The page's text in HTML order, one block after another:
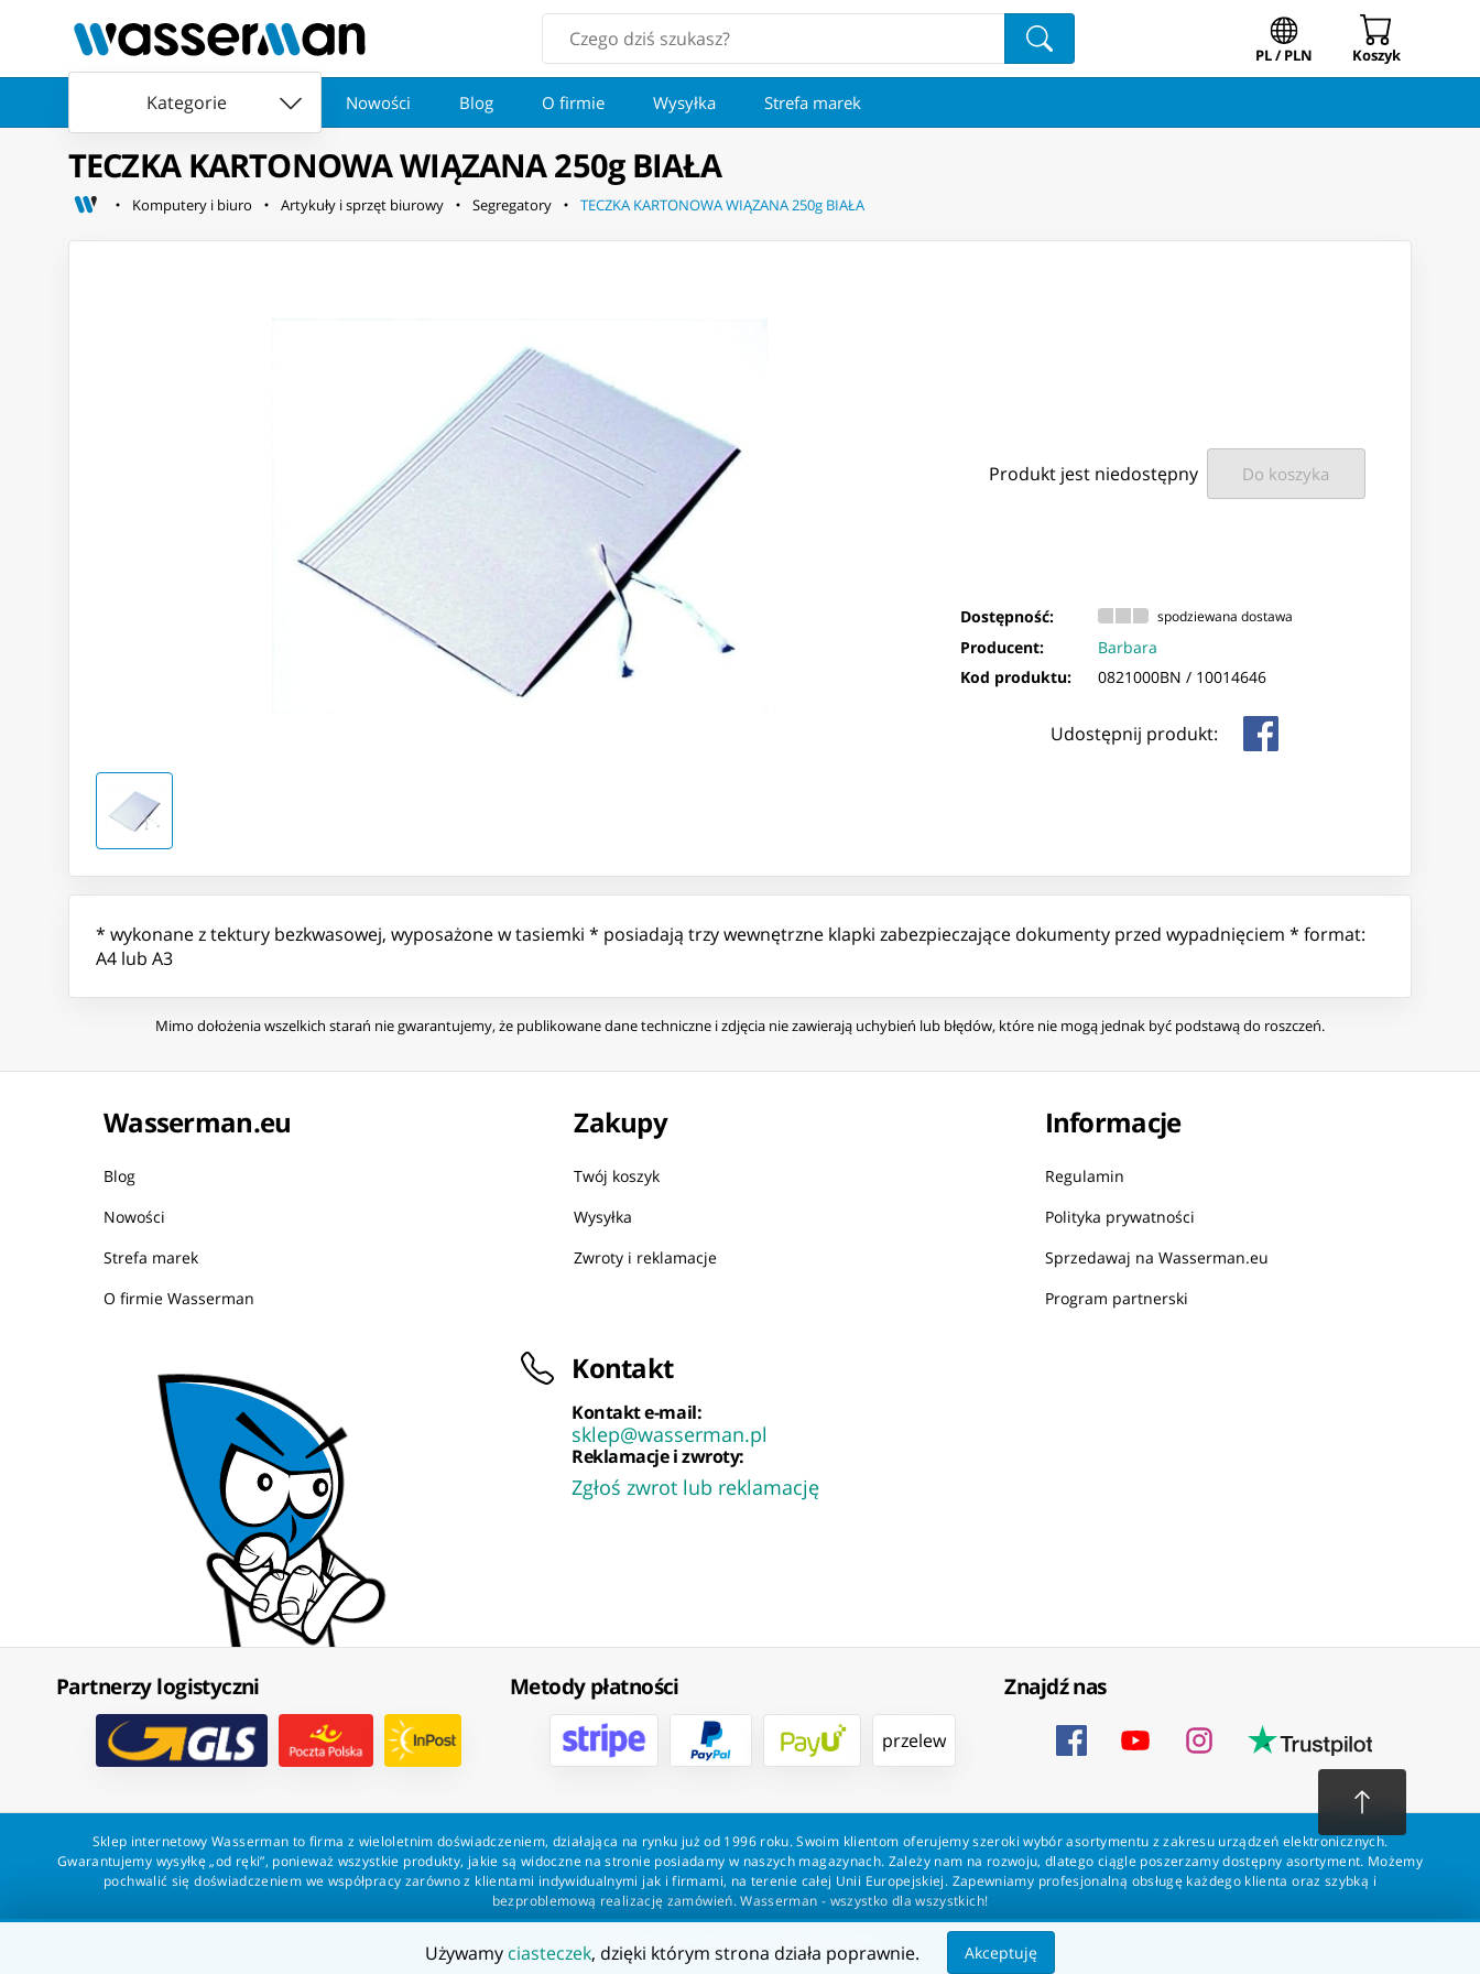
PL / PLN Koszyk
Kategorie Nowości Blog O firmie Wysyłka Strefa marek
TECZKA KARTONOWA WIĄZANA 250g BIAŁA
Komputery i biuro Artykuły i sprzęt biurowy Segregatory TECZKA KARTONOWA WIĄZANA 250g BIAŁA
Produkt jest niedostępny Do koszyka
Dostępność: spodziewana dostawa
Producent:
Barbara
Kod produktu:
0821000BN / 10014646
Udostępnij produkt:
* wykonane z tektury bezkwasowej, wyposażone w tasiemki * posiadają trzy wewnętrzne klapki zabezpieczające dokumenty przed wypadnięciem * format:
A4 lub A3
Mimo dołożenia wszelkich starań nie gwarantujemy, że publikowane dane techniczne i zdjęcia nie zawierają uchybień lub błędów, które nie mogą jednak być podstawą do roszczeń.
Wasserman.eu
Blog
Nowości
Strefa marek
O firmie Wasserman
Zakupy
Twój koszyk
Wysyłka
Zwroty i reklamacje
Informacje
Regulamin
Polityka prywatności
Sprzedawaj na Wasserman.eu
Program partnerski
Kontakt
Kontakt e-mail:
sklep@wasserman.pl
Reklamacje i zwroty:
Zgłoś zwrot lub reklamację
Partnerzy logistyczni Metody płatności
przelew
Znajdź nas
Sklep internetowy Wasserman to firma z wieloletnim doświadczeniem, działająca na rynku już od 1996 roku. Swoim klientom oferujemy szeroki wybór asortymentu z zakresu urządzeń elektronicznych.
Gwarantujemy wysyłkę „od ręki”, ponieważ wszystkie produkty, jakie są widoczne na stronie posiadamy w naszych magazynach. Zależy nam na rozwoju, dlatego ciągle poszerzamy dostępny asortyment. Możemy
pochwalić się doświadczeniem we współpracy zarówno z klientami indywidualnymi jak i firmami, na terenie całej Unii Europejskiej. Zapewniamy profesjonalną obsługę każdego klienta oraz szybką i
bezproblemową realizację zamówień. Wasserman - wszystko dla wszystkich!
Używamy ciasteczek, dzięki którym strona działa poprawnie. Akceptuję